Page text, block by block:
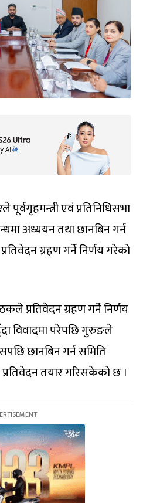
एवं प्रतिनिधिसभा
अध्ययन तथा छानबिन गर्न
ग्रहण गर्ने निर्णय गरेको
प्रतिवेदन ग्रहण गर्ने निर्णय
विवादमा परेपछि गुरुङले
छानबिन गर्न समिति
तयार गरिसकेको छ ।